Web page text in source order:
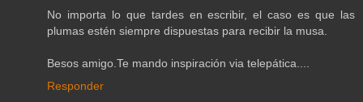
No importa lo que tardes en escribir, el caso es que las
plumas estén siempre dispuestas para recibir la musa.
Besos amigo.Te mando inspiración via telepática....
Responder